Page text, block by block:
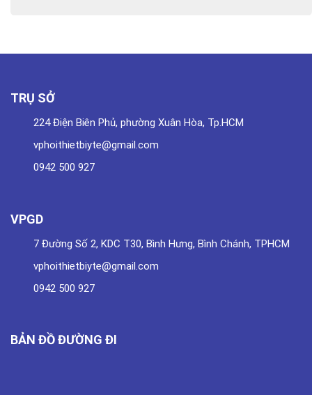
TRỤ SỞ
224 Điện Biên Phủ, phường Xuân Hòa, Tp.HCM
vphoithietbiyte@gmail.com
0942 500 927
VPGD
7 Đường Số 2, KDC T30, Bình Hưng, Bình Chánh, TPHCM
vphoithietbiyte@gmail.com
0942 500 927
BẢN ĐỒ ĐƯỜNG ĐI